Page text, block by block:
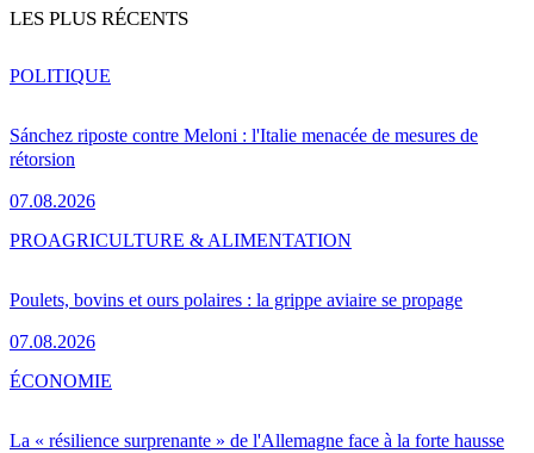
LES PLUS RÉCENTS
Sánchez riposte contre Meloni : l'Italie menacée de mesures de
rétorsion
07.08.2026
POLITIQUE
Poulets, bovins et ours polaires : la grippe aviaire se propage
07.08.2026
PROAGRICULTURE & ALIMENTATION
La « résilience surprenante » de l'Allemagne face à la forte hausse
ÉCONOMIE